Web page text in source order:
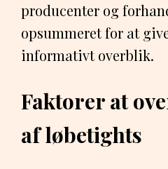
producenter og
opsummeret for at
informativt overblik.
Faktorer at
af løbetights